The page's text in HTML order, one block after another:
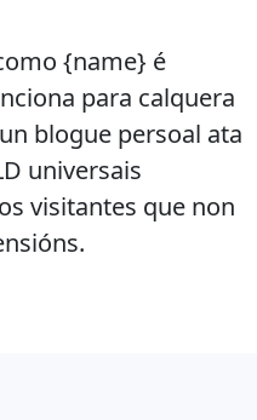
{name} é
para calquera
blogue persoal ata
universais
visitantes que non